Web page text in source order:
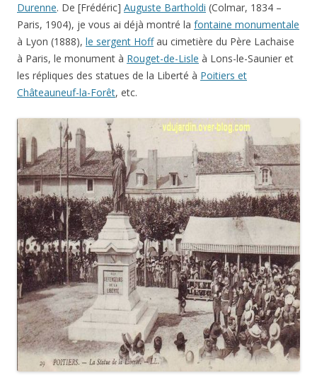
Durenne. De [Frédéric] Auguste Bartholdi (Colmar, 1834 –
Paris, 1904), je vous ai déjà montré la fontaine monumentale
à Lyon (1888), le sergent Hoffau cimetière du Père Lachaise
à Paris, le monument à Rouget-de-Lisle à Lons-le-Saunier et
les répliques des statues de la Liberté à Poitiers et
Châteauneuf-la-Forêt, etc.